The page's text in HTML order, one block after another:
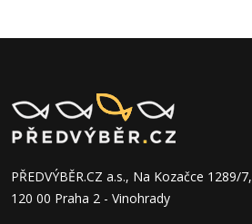
PŘEDVÝBĚR.CZ a.s., Na Kozačce 1289/7,
120 00 Praha 2 - Vinohrady